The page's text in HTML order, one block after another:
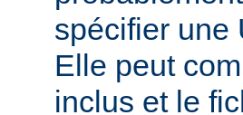
spécifier une
Elle peut
inclus et le